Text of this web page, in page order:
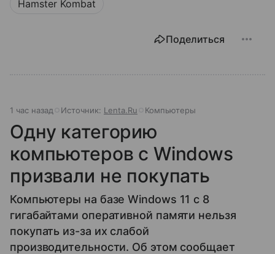
Hamster Kombat
Поделиться
1 час назад Источник: Lenta.Ru Компьютеры
Одну категорию
компьютеров с Windows
призвали не покупать
Компьютеры на базе Windows 11 c 8
гигабайтами оперативной памяти нельзя
покупать из-за их слабой
производительности. Об этом сообщает